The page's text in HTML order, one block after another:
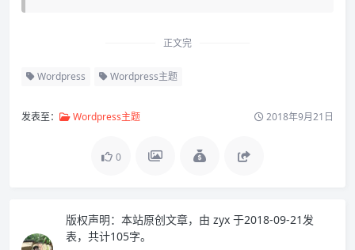
正文完
Wordpress Wordpress主题
发表至： Wordpress主题 2018年9月21日
0
版权声明： 本站原创文章，由 zyx 于2018-09-21发
表，共计105字。